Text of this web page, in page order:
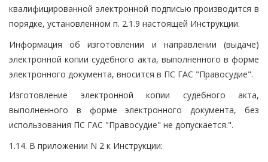
квалифицированной электронной подписью производится в
порядке, установленном п. 2.1.9 настоящей Инструкции.
Информация об изготовлении и направлении (выдаче)
электронной копии судебного акта, выполненного в форме
электронного документа, вносится в ПС ГАС "Правосудие".
Изготовление электронной копии судебного акта,
выполненного в форме электронного документа, без
использования ПС ГАС "Правосудие" не допускается.".
1.14. В приложении N 2 к Инструкции: